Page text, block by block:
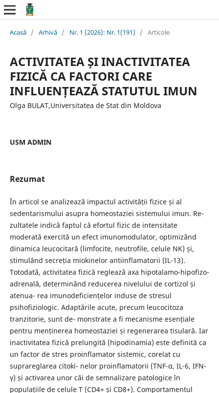
Acasă / Arhivă / Nr. 1 (2026): Nr. 1(191) / Articole
ACTIVITATEA ȘI INACTIVITATEA
FIZICĂ CA FACTORI CARE
INFLUENȚEAZĂ STATUTUL IMUN
Olga BULAT,Universitatea de Stat din Moldova
USM ADMIN
Rezumat
În articol se analizează impactul activității fizice și al
sedentarismului asupra homeostaziei sistemului imun. Re-
zultatele indică faptul că efortul fizic de intensitate
moderată exercită un efect imunomodulator, optimizând
dinamica leucocitară (limfocite, neutrofile, celule NK) și,
stimulând secreția miokinelor antiinflamatorii (IL-13).
Totodată, activitatea fizică reglează axa hipotalamo-hipofizo-
adrenală, determinând reducerea nivelului de cortizol și
atenua- rea imunodeficiențelor induse de stresul
psihofiziologic. Adaptările acute, precum leucocitoza
tranzitorie, sunt de- monstrate a fi mecanisme esențiale
pentru menținerea homeostaziei și regenerarea tisulară. Iar
inactivitatea fizică prelungită (hipodinamia) este definită ca
un factor de stres proinflamator sistemic, corelat cu
suprareglarea citoki- nelor proinflamatorii (TNF-α, IL-6, IFN-
γ) și activarea unor căi de semnalizare patologice în
populațiile de celule T (CD4+ și CD8+). Comportamentul